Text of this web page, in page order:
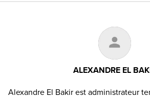
ALEXANDRE EL
Alexandre El Bakir est administrateur